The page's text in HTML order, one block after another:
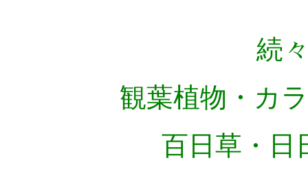
続
観葉植物・カ
百日草・日